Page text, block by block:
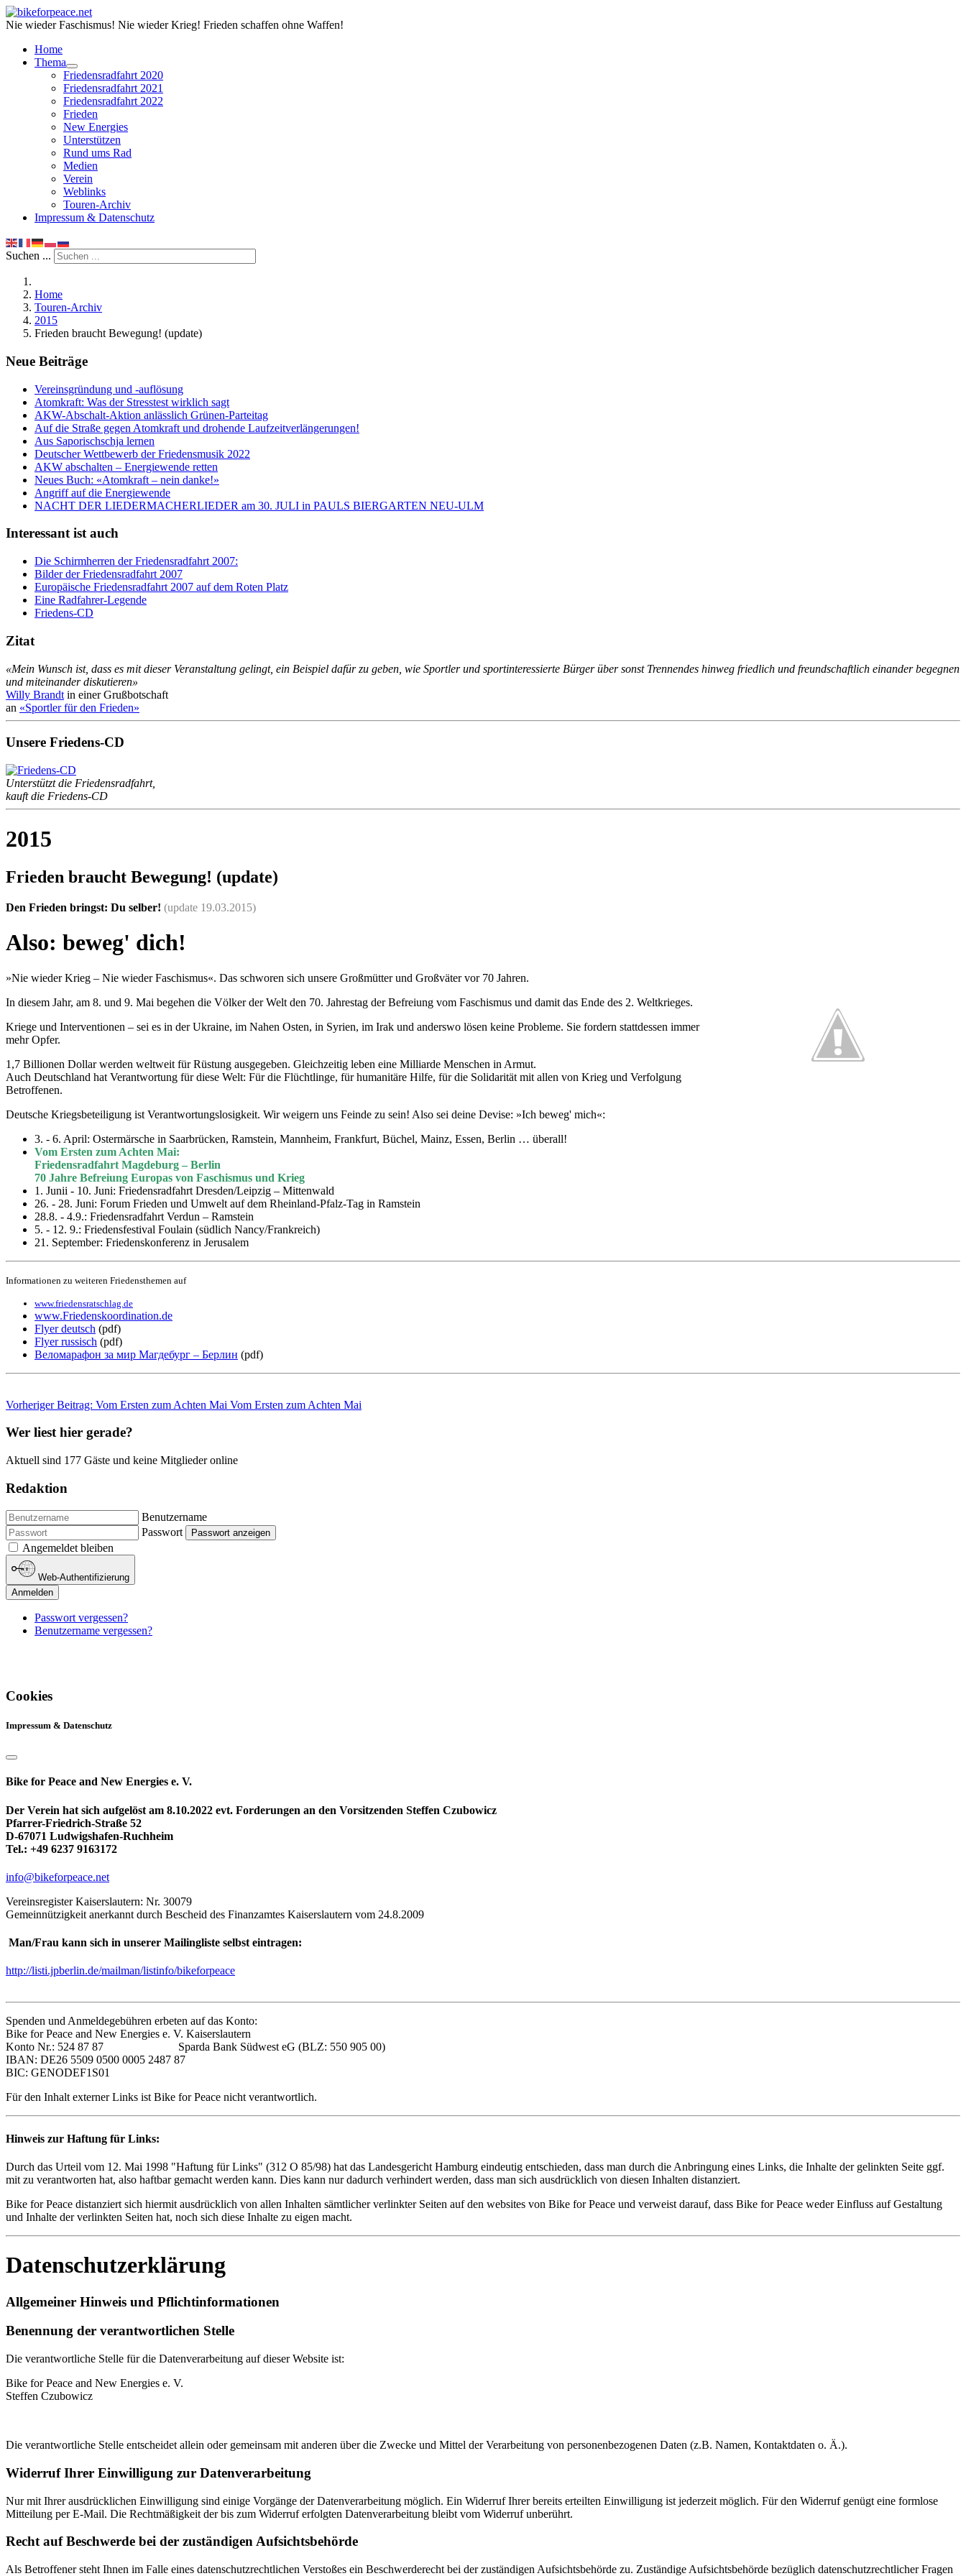
Nie wieder Faschismus! Nie wieder Krieg! Frieden schaffen ohne Waffen!
Home
Thema
Friedensradfahrt 2020
Friedensradfahrt 2021
Friedensradfahrt 2022
Frieden
New Energies
Unterstützen
Rund ums Rad
Medien
Verein
Weblinks
Touren-Archiv
Impressum & Datenschutz
Suchen ...
Home
Touren-Archiv
2015
Frieden braucht Bewegung! (update)
Neue Beiträge
Vereinsgründung und -auflösung
Atomkraft: Was der Stresstest wirklich sagt
AKW-Abschalt-Aktion anlässlich Grünen-Parteitag
Auf die Straße gegen Atomkraft und drohende Laufzeitverlängerungen!
Aus Saporischschja lernen
Deutscher Wettbewerb der Friedensmusik 2022
AKW abschalten – Energiewende retten
Neues Buch: «Atomkraft – nein danke!»
Angriff auf die Energiewende
NACHT DER LIEDERMACHERLIEDER am 30. JULI in PAULS BIERGARTEN NEU-ULM
Interessant ist auch
Die Schirmherren der Friedensradfahrt 2007:
Bilder der Friedensradfahrt 2007
Europäische Friedensradfahrt 2007 auf dem Roten Platz
Eine Radfahrer-Legende
Friedens-CD
Zitat
«Mein Wunsch ist, dass es mit dieser Veranstaltung gelingt, ein Beispiel dafür zu geben, wie Sportler und sportinteressierte Bürger über sonst Trennendes hinweg friedlich und freundschaftlich einander begegnen
und miteinander diskutieren»
Willy Brandt in einer Grußbotschaft
an «Sportler für den Frieden»
Unsere Friedens-CD
Unterstützt die Friedensradfahrt,
kauft die Friedens-CD
2015
Frieden braucht Bewegung! (update)
Den Frieden bringst: Du selber! (update 19.03.2015)
Also: beweg' dich!
»Nie wieder Krieg – Nie wieder Faschismus«. Das schworen sich unsere Großmütter und Großväter vor 70 Jahren.
In diesem Jahr, am 8. und 9. Mai begehen die Völker der Welt den 70. Jahrestag der Befreiung vom Faschismus und damit das Ende des 2. Weltkrieges.
Kriege und Interventionen – sei es in der Ukraine, im Nahen Osten, in Syrien, im Irak und anderswo lösen keine Probleme. Sie fordern stattdessen immer
mehr Opfer.
1,7 Billionen Dollar werden weltweit für Rüstung ausgegeben. Gleichzeitig leben eine Milliarde Menschen in Armut.
Auch Deutschland hat Verantwortung für diese Welt: Für die Flüchtlinge, für humanitäre Hilfe, für die Solidarität mit allen von Krieg und Verfolgung
Betroffenen.
Deutsche Kriegsbeteiligung ist Verantwortungslosigkeit. Wir weigern uns Feinde zu sein! Also sei deine Devise: »Ich beweg' mich«:
3. - 6. April: Ostermärsche in Saarbrücken, Ramstein, Mannheim, Frankfurt, Büchel, Mainz, Essen, Berlin … überall!
Vom Ersten zum Achten Mai:
Friedensradfahrt Magdeburg – Berlin
70 Jahre Befreiung Europas von Faschismus und Krieg
1. Junii - 10. Juni: Friedensradfahrt Dresden/Leipzig – Mittenwald
26. - 28. Juni: Forum Frieden und Umwelt auf dem Rheinland-Pfalz-Tag in Ramstein
28.8. - 4.9.: Friedensradfahrt Verdun – Ramstein
5. - 12. 9.: Friedensfestival Foulain (südlich Nancy/Frankreich)
21. September: Friedenskonferenz in Jerusalem
Informationen zu weiteren Friedensthemen auf
www.friedensratschlag.de
www.Friedenskoordination.de
Flyer deutsch (pdf)
Flyer russisch (pdf)
Веломарафон за мир Магдебург – Берлин (pdf)
Vorheriger Beitrag: Vom Ersten zum Achten Mai Vom Ersten zum Achten Mai
Wer liest hier gerade?
Aktuell sind 177 Gäste und keine Mitglieder online
Redaktion
Benutzername
Passwort
Passwort anzeigen
Angemeldet bleiben
Web-Authentifizierung
Anmelden
Passwort vergessen?
Benutzername vergessen?
Cookies
Impressum & Datenschutz
Bike for Peace and New Energies e. V.
Der Verein hat sich aufgelöst am 8.10.2022 evt. Forderungen an den Vorsitzenden Steffen Czubowicz
Pfarrer-Friedrich-Straße 52
D-67071 Ludwigshafen-Ruchheim
Tel.: +49 6237 9163172
info@bikeforpeace.net
Vereinsregister Kaiserslautern: Nr. 30079
Gemeinnützigkeit anerkannt durch Bescheid des Finanzamtes Kaiserslautern vom 24.8.2009
Man/Frau kann sich in unserer Mailingliste selbst eintragen:
http://listi.jpberlin.de/mailman/listinfo/bikeforpeace
Spenden und Anmeldegebühren erbeten auf das Konto:
Bike for Peace and New Energies e. V. Kaiserslautern
Konto Nr.: 524 87 87 Sparda Bank Südwest eG (BLZ: 550 905 00)
IBAN: DE26 5509 0500 0005 2487 87
BIC: GENODEF1S01
Für den Inhalt externer Links ist Bike for Peace nicht verantwortlich.
Hinweis zur Haftung für Links:
Durch das Urteil vom 12. Mai 1998 "Haftung für Links" (312 O 85/98) hat das Landesgericht Hamburg eindeutig entschieden, dass man durch die Anbringung eines Links, die Inhalte der gelinkten Seite ggf.
mit zu verantworten hat, also haftbar gemacht werden kann. Dies kann nur dadurch verhindert werden, dass man sich ausdrücklich von diesen Inhalten distanziert.
Bike for Peace distanziert sich hiermit ausdrücklich von allen Inhalten sämtlicher verlinkter Seiten auf den websites von Bike for Peace und verweist darauf, dass Bike for Peace weder Einfluss auf Gestaltung
und Inhalte der verlinkten Seiten hat, noch sich diese Inhalte zu eigen macht.
Datenschutzerklärung
Allgemeiner Hinweis und Pflichtinformationen
Benennung der verantwortlichen Stelle
Die verantwortliche Stelle für die Datenverarbeitung auf dieser Website ist:
Bike for Peace and New Energies e. V.
Steffen Czubowicz
Die verantwortliche Stelle entscheidet allein oder gemeinsam mit anderen über die Zwecke und Mittel der Verarbeitung von personenbezogenen Daten (z.B. Namen, Kontaktdaten o. Ä.).
Widerruf Ihrer Einwilligung zur Datenverarbeitung
Nur mit Ihrer ausdrücklichen Einwilligung sind einige Vorgänge der Datenverarbeitung möglich. Ein Widerruf Ihrer bereits erteilten Einwilligung ist jederzeit möglich. Für den Widerruf genügt eine formlose
Mitteilung per E-Mail. Die Rechtmäßigkeit der bis zum Widerruf erfolgten Datenverarbeitung bleibt vom Widerruf unberührt.
Recht auf Beschwerde bei der zuständigen Aufsichtsbehörde
Als Betroffener steht Ihnen im Falle eines datenschutzrechtlichen Verstoßes ein Beschwerderecht bei der zuständigen Aufsichtsbehörde zu. Zuständige Aufsichtsbehörde bezüglich datenschutzrechtlicher Fragen